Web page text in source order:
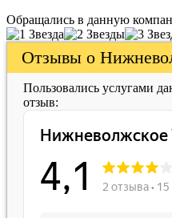
Обращались в данную
Отзывы о
Пользовались услугами
отзыв: